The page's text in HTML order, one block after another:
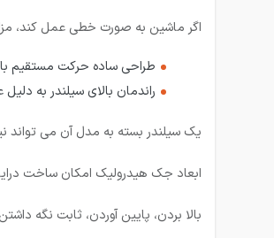
اگر ماشین به صورت خطی عمل کند،
طراحی ساده حرکت مستقیم
راندمان بالای سیلندر به
یک سیلندر بسته به مدل آن می تواند
ابعاد جک هیدرولیک امکان ساخت
بالا بردن، پایین آوردن، ثابت نگه